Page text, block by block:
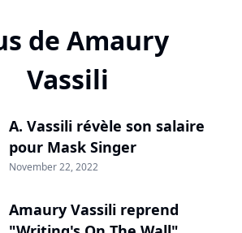
de Amaury
Vassili
A. Vassili révèle son salaire
pour Mask Singer
November 22, 2022
Amaury Vassili reprend